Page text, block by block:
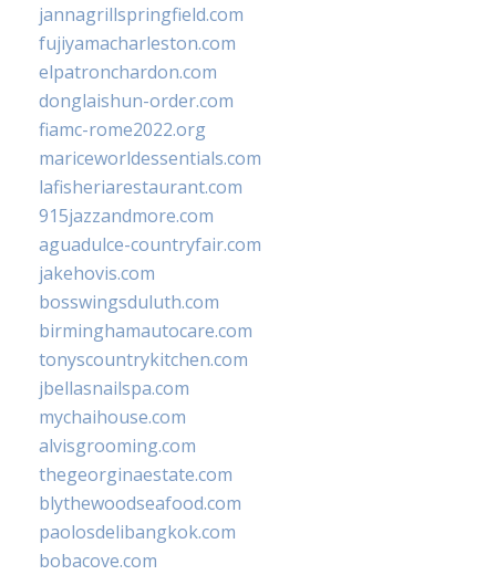
jannagrillspringfield.com
fujiyamacharleston.com
elpatronchardon.com
donglaishun-order.com
fiamc-rome2022.org
mariceworldessentials.com
lafisheriarestaurant.com
915jazzandmore.com
aguadulce-countryfair.com
jakehovis.com
bosswingsduluth.com
birminghamautocare.com
tonyscountrykitchen.com
jbellasnailspa.com
mychaihouse.com
alvisgrooming.com
thegeorginaestate.com
blythewoodseafood.com
paolosdelibangkok.com
bobacove.com